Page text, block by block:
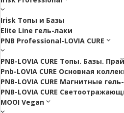
Irisk Топы и Базы
Elite Line гель-лаки
PNB Professional-LOVIA CURE
PNB-LOVIA CURE Топы. Базы.
Pnb-LOVIA CURE Основная
PNB-LOVIA CURE Магнитные
PNB-LOVIA CURE
MOOI Vegan